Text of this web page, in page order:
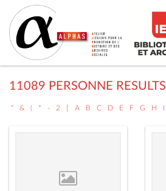
11089 PERSONNE RESULTS
" & ( * - 2 [ A B C D E F G H I